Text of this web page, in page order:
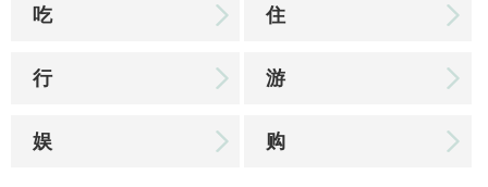
吃 住
行 游
娱 购